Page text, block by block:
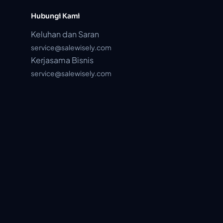
Hubungi Kami
Keluhan dan Saran
service@salewisely.com
Kerjasama Bisnis
service@salewisely.com